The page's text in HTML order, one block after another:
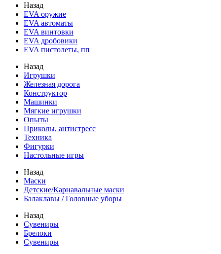
Назад
EVA оружие
EVA автоматы
EVA винтовки
EVA дробовики
EVA пистолеты, пп
Назад
Игрушки
Железная дорога
Конструктор
Машинки
Мягкие игрушки
Опыты
Приколы, антистресс
Техника
Фигурки
Настольные игры
Назад
Маски
Детские/Карнавальные маски
Балаклавы / Головные уборы
Назад
Сувениры
Брелоки
Сувениры